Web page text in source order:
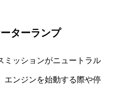
ターランプ
ミッションがニュートラル
エンジンを始動する際や停